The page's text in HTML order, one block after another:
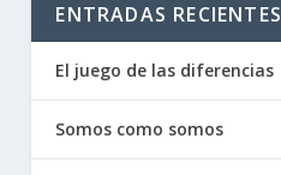
ENTRADAS RECIENTES
El juego de las diferencias
Somos como somos